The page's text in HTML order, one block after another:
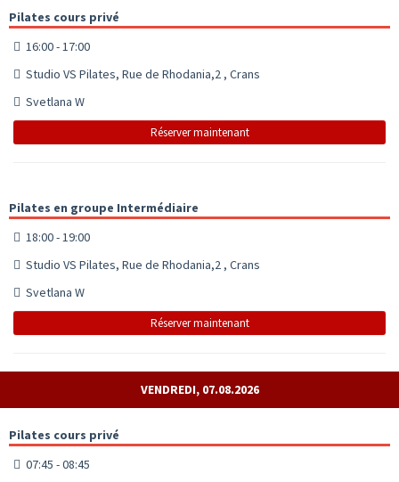
Pilates cours privé
16:00 - 17:00
Studio VS Pilates, Rue de Rhodania,2 , Crans
Svetlana W
Réserver maintenant
Pilates en groupe Intermédiaire
18:00 - 19:00
Studio VS Pilates, Rue de Rhodania,2 , Crans
Svetlana W
Réserver maintenant
VENDREDI, 07.08.2026
Pilates cours privé
07:45 - 08:45